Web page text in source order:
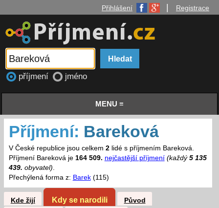
Přihlášení Registrace
příjmení jméno
MENU ≡
Příjmení: Bareková
V České republice jsou celkem 2lidé s příjmením Bareková.
Příjmení Bareková je 164 509. nejčastější příjmení (každý 5 135
439. obyvatel).
Přechýlená forma z: Barek(115)
Kde žijí Kdy se narodili
Původ